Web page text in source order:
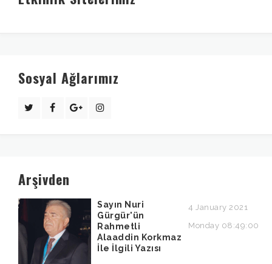
Sosyal Ağlarımız
Arşivden
Sayın Nuri
Gürgür'ün
Rahmetli
Alaaddin Korkmaz
İle İlgili Yazısı
4 January 2021
Monday 08:49:00